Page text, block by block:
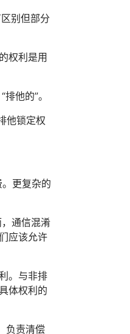
别但部分
权利是用
他的”。
他锁定权
更复杂的
通信混淆
应该允许
。与非排
体权利的
负责清偿